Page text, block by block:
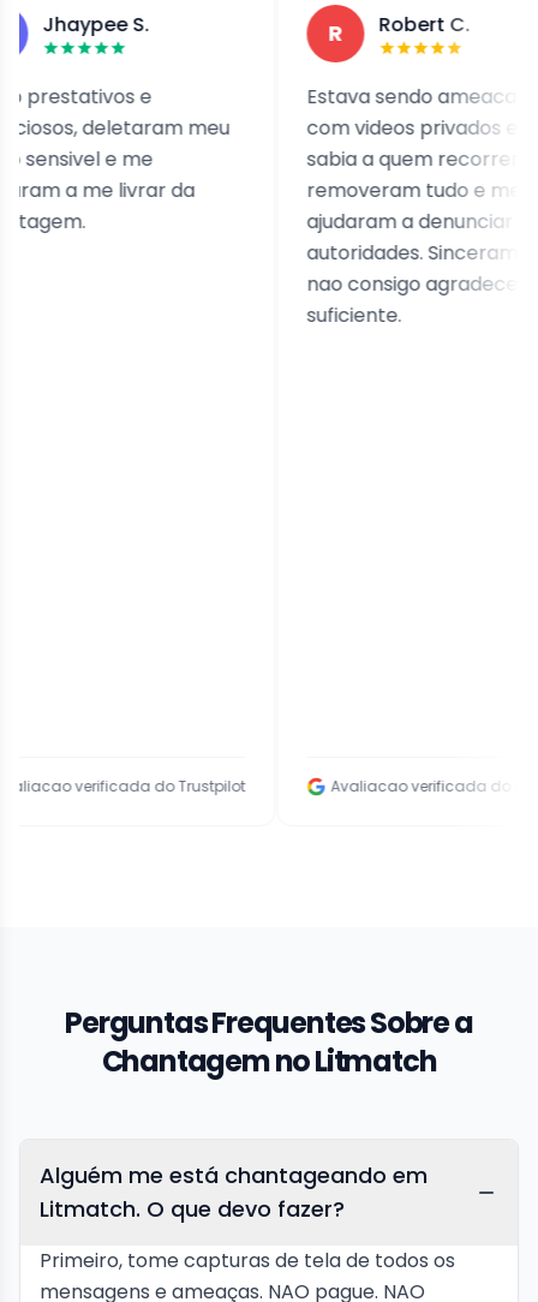
S.
e
deletaram meu
e me
me livrar da
do Trustpilot
Robert C.
Estava sendo ameacado
com videos privados e nao
sabia a quem recorrer. Eles
removeram tudo e me
ajudaram a denunciar as
autoridades. Sinceramente,
nao consigo agradecer o
suficiente.
Avaliacao verificada do Google
Perguntas Frequentes Sobre a
Chantagem no Litmatch
Alguém me está chantageando em
Litmatch. O que devo fazer?
Primeiro, tome capturas de tela de todos os
mensagens e ameaças. NAO pague. NAO